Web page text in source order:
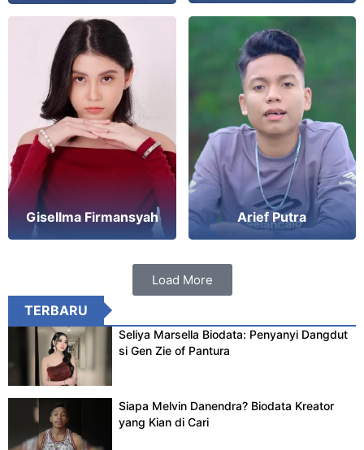
Gisellma Firmansyah Arief Putra
Load More
TERBARU
Seliya Marsella Biodata: Penyanyi Dangdut
si Gen Zie of Pantura
Siapa Melvin Danendra? Biodata Kreator
yang Kian di Cari